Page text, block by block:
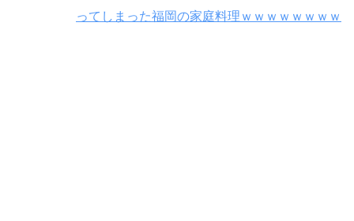
ってしまった福岡の家庭料理ｗｗｗｗｗｗｗｗ